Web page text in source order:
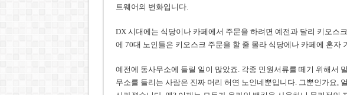
트웨어의 변화입니다.
DX 시대에는 식당이나 카페에서 주문을 하려면 예전과 달리 키오스
에 70대 노인들은 키오스크 주문을 할 줄 몰라 식당에나 카페에 혼자
예전에 동사무소에 들릴 일이 많았죠. 각종 민원서류를 떼기 위해서
무소를 들리는 사람은 진짜 머리 허연 노인네뿐입니다. 그뿐인가요,